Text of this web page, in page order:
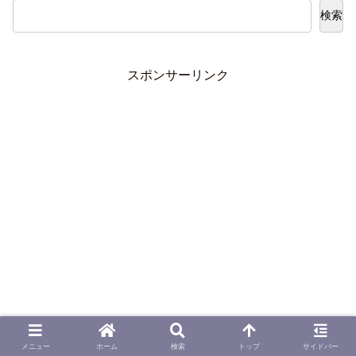
検索
スポンサーリンク
メニュー ホーム 検索 トップ サイドバー